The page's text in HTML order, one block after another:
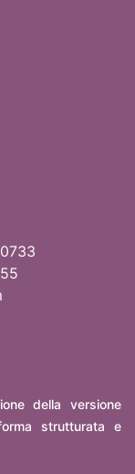
della versione
strutturata e